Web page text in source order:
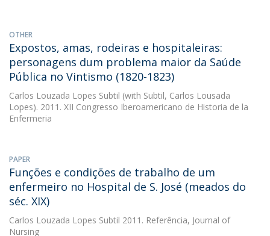
OTHER
Expostos, amas, rodeiras e hospitaleiras:
personagens dum problema maior da Saúde
Pública no Vintismo (1820-1823)
Carlos Louzada Lopes Subtil (with Subtil, Carlos Lousada
Lopes). 2011. XII Congresso Iberoamericano de Historia de la
Enfermeria
PAPER
Funções e condições de trabalho de um
enfermeiro no Hospital de S. José (meados do
séc. XIX)
Carlos Louzada Lopes Subtil 2011. Referência, Journal of
Nursing